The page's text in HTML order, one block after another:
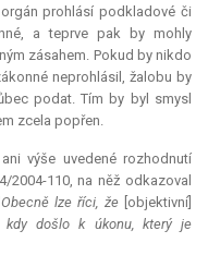
prohlásí podkladové či
a teprve pak by mohly
zásahem. Pokud by nikdo
neprohlásil, žalobu by
podat. Tím by byl smysl
zcela popřen.
výše uvedené rozhodnutí
110, na něž odkazoval
Obecně lze říci, že [objektivní]
kdy došlo k úkonu, který je